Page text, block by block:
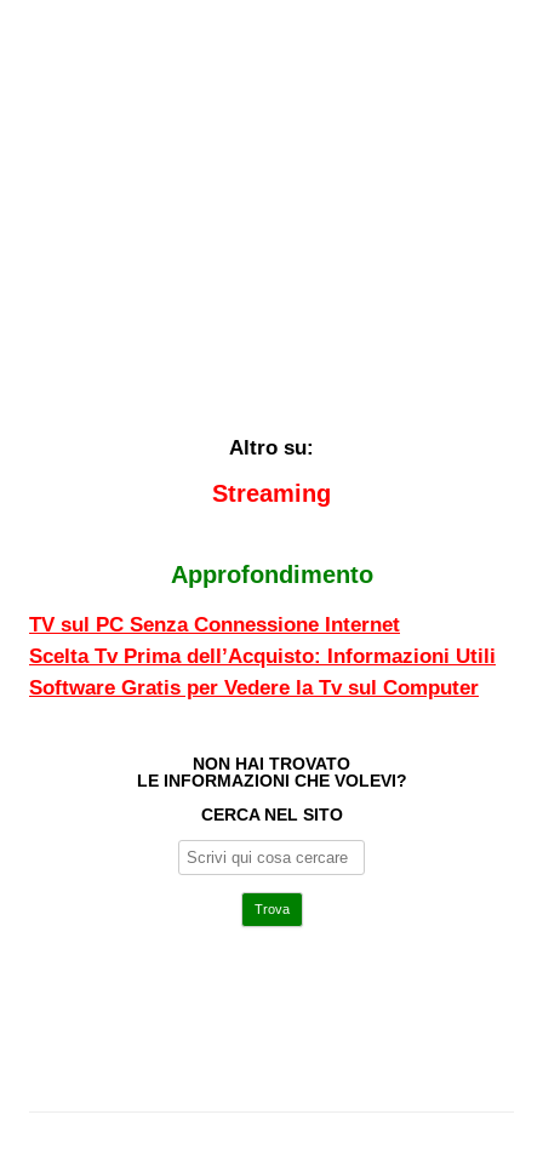
Altro su:
Streaming
Approfondimento
TV sul PC Senza Connessione Internet
Scelta Tv Prima dell’Acquisto: Informazioni Utili
Software Gratis per Vedere la Tv sul Computer
NON HAI TROVATO
LE INFORMAZIONI CHE VOLEVI?
CERCA NEL SITO